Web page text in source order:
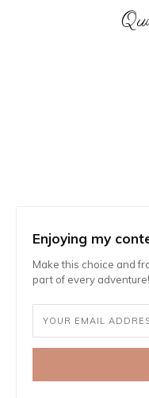
Enjoying my
Make this choice and
part of every adventure!